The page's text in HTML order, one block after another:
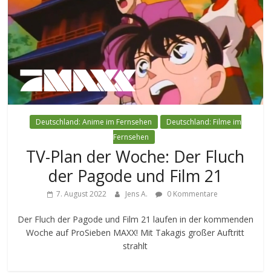
Deutschland: Anime im Fernsehen
Deutschland: Filme im
Fernsehen
TV-Plan der Woche: Der Fluch
der Pagode und Film 21
7. August 2022 Jens A. 0 Kommentare
Der Fluch der Pagode und Film 21 laufen in der kommenden
Woche auf ProSieben MAXX! Mit Takagis großer Auftritt
strahlt